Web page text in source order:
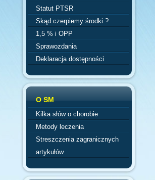
Statut PTSR
Skąd czerpiemy środki ?
1,5 % i OPP
Sprawozdania
Deklaracja dostępności
O SM
Kilka słów o chorobie
Metody leczenia
Streszczenia zagranicznych
artykułów